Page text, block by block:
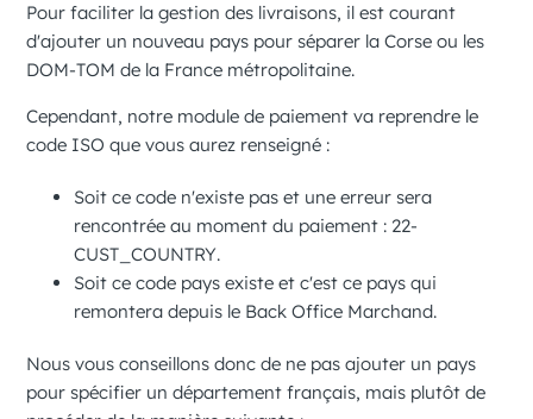
Pour faciliter la gestion des livraisons, il est courant
d'ajouter un nouveau pays pour séparer la Corse ou les
DOM-TOM de la France métropolitaine.
Cependant, notre module de paiement va reprendre le
code ISO que vous aurez renseigné :
Soit ce code n'existe pas et une erreur sera
rencontrée au moment du paiement : 22-
CUST_COUNTRY.
Soit ce code pays existe et c'est ce pays qui
remontera depuis le Back Office Marchand.
Nous vous conseillons donc de ne pas ajouter un pays
pour spécifier un département français, mais plutôt de